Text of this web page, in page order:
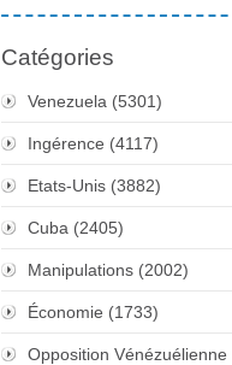
Catégories
Venezuela (5301)
Ingérence (4117)
Etats-Unis (3882)
Cuba (2405)
Manipulations (2002)
Économie (1733)
Opposition Vénézuélienne